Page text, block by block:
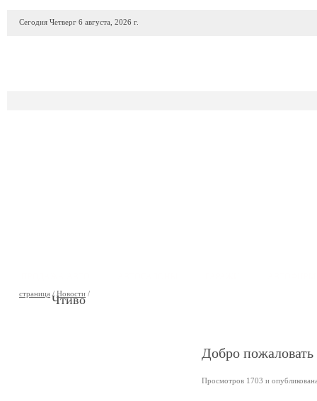
Сегодня Четверг 6 августа, 2026 г.
страница / Новости /
Чтиво
Добро
Просмотров 1703 и